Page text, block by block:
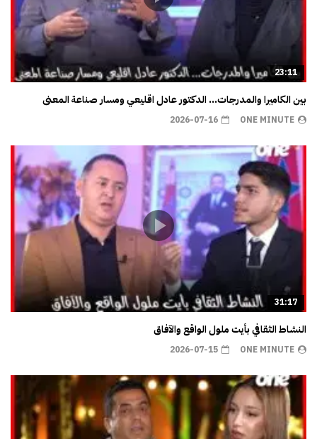
23:11
بين الكاميرا والمدرجات… الدكتور عادل اقليعي ومسار صناعة المعنى
ONE MINUTE
2026-07-16
31:17
النشاط الثقافي بأيت ملول الواقع والآفاق
ONE MINUTE
2026-07-15